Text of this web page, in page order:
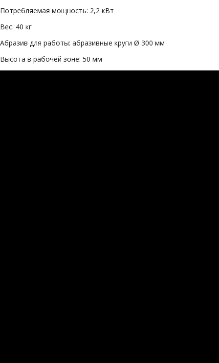
Потребляемая мощность: 2,2 кВт
Вес: 40 кг
Абразив для работы: абразивные круги Ø 300 мм
Высота в рабочей зоне: 50 мм